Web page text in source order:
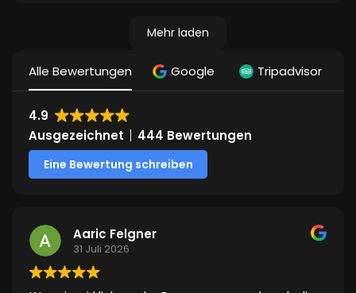
Mehr laden
Alle Bewertungen Google Tripadvisor
4.9
Ausgezeichnet
444 Bewertungen
Eine Bewertung schreiben
Aaric Felgner
31 Juli 2026